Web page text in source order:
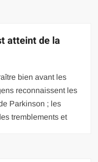
atteint de la
bien avant les
reconnaissent les
Parkinson ; les
tremblements et